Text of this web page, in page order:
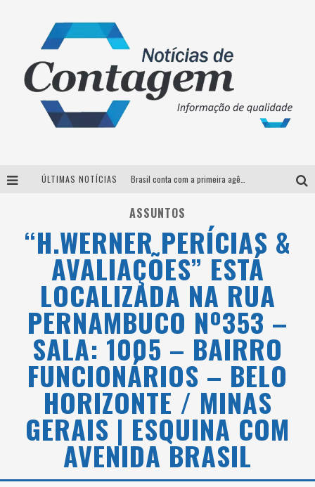
ÚLTIMAS NOTÍCIAS
Votação para o concurso Rainha do Pedro Leopoldo Rodeio Show 2026 é liberada no G1
Suzy Brasil desembarca em Belo Horizonte nesta quinta-feira com o espetáculo “Uma Noite Horripilante”
ASSUNTOS
“H.WERNER PERÍCIAS &
AVALIAÇÕES” ESTÁ
LOCALIZADA NA RUA
PERNAMBUCO Nº353 –
SALA: 1005 – BAIRRO
FUNCIONÁRIOS – BELO
HORIZONTE / MINAS
GERAIS | ESQUINA COM
AVENIDA BRASIL